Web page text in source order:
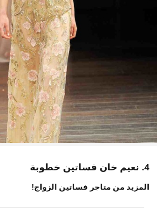
4. نعيم خان فساتين خطوبة
المزيد من متاجر فساتين الزواج!